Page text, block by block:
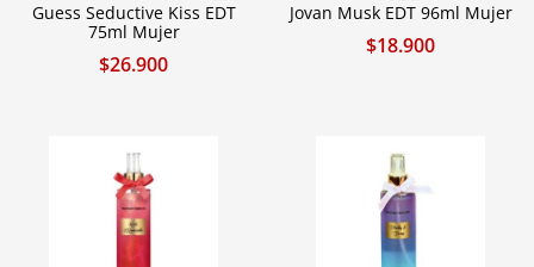
Guess Seductive Kiss EDT
75ml Mujer
$26.900
Jovan Musk EDT 96ml Mujer
$18.900